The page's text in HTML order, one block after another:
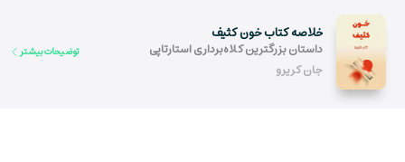
خلاصه کتاب خون کثیف
داستان بزرگترین کلاه‌برداری استارتاپی
جان کریرو
توضیحات بیشتر